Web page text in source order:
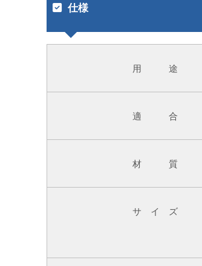
仕様
用 途
適 合
材 質
サ イ ズ